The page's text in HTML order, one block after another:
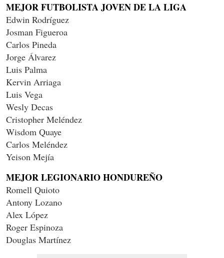
MEJOR FUTBOLISTA JOVEN DE LA LIGA
Edwin Rodríguez
Josman Figueroa
Carlos Pineda
Jorge Álvarez
Luis Palma
Kervin Arriaga
Luis Vega
Wesly Decas
Cristopher Meléndez
Wisdom Quaye
Carlos Meléndez
Yeison Mejía
MEJOR LEGIONARIO HONDUREÑO
Romell Quioto
Antony Lozano
Alex López
Roger Espinoza
Douglas Martínez